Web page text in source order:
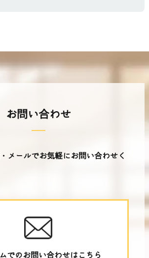
お問い合わせ
メールでお気軽にお問い合わせく
でのお問い合わせはこちら